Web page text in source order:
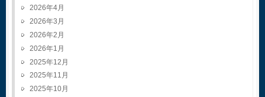
2026年4月
2026年3月
2026年2月
2026年1月
2025年12月
2025年11月
2025年10月